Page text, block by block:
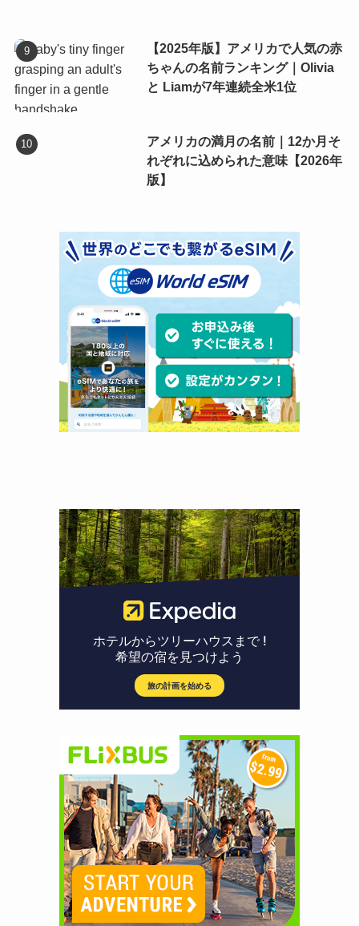
【2025年版】アメリカで人気の赤
ちゃんの名前ランキング｜Olivia
と Liamが7年連続全米1位
アメリカの満月の名前｜12か月そ
れぞれに込められた意味【2026年
版】